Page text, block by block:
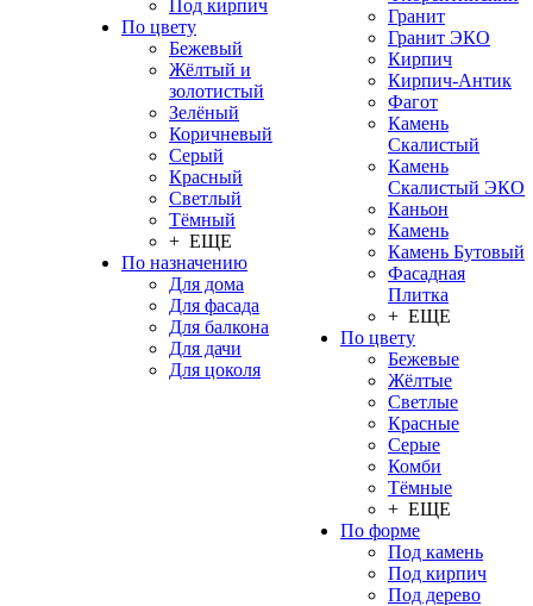
Под кирпич
По цвету
Бежевый
Жёлтый и
золотистый
Зелёный
Коричневый
Серый
Красный
Светлый
Тёмный
+ ЕЩЕ
По назначению
Для дома
Для фасада
Для балкона
Для дачи
Для цоколя
Гранит
Гранит ЭКО
Кирпич
Кирпич-Антик
Фагот
Камень
Скалистый
Камень
Скалистый ЭКО
Каньон
Камень
Камень Бутовый
Фасадная
Плитка
+ ЕЩЕ
По цвету
Бежевые
Жёлтые
Светлые
Красные
Серые
Комби
Тёмные
+ ЕЩЕ
По форме
Под камень
Под кирпич
Под дерево